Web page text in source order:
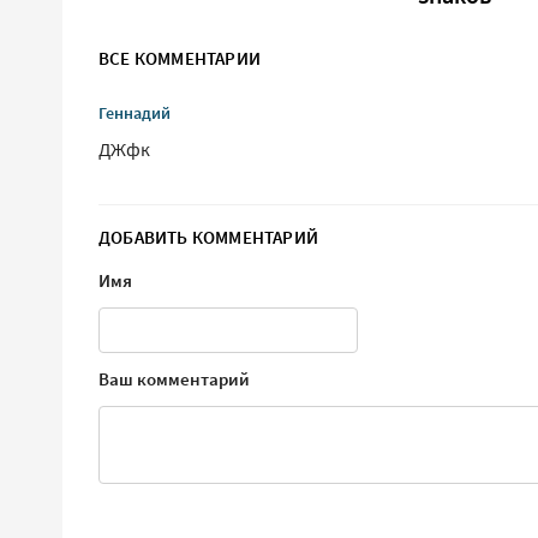
ВСЕ КОММЕНТАРИИ
Геннадий
ДЖфк
ДОБАВИТЬ КОММЕНТАРИЙ
Имя
Ваш комментарий